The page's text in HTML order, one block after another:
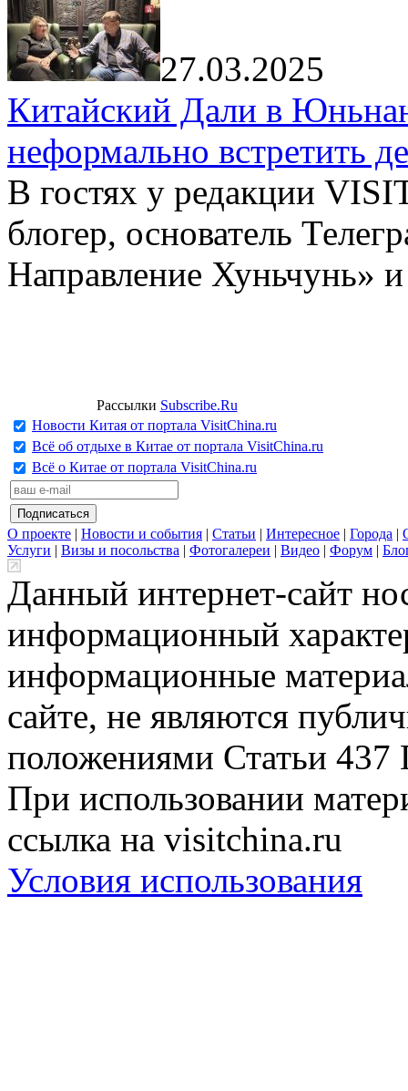
27.03.2025
Китайский Дали в
неформально встретить
В гостях у редакции
блогер, основатель
Направление Хуньчунь»
Рассылки Subscribe.Ru
Новости Китая от портала VisitChina.ru
Всё об отдыхе в Китае от портала VisitChina.ru
Всё о Китае от портала VisitChina.ru
О проекте | Новости и события | Статьи | Интересное | Города |
Услуги | Визы и посольства | Фотогалереи | Видео | Форум |
Данный интернет-сайт
информационный
информационные
сайте, не являются
положениями Статьи 437
При использовании
ссылка на visitchina.ru
Условия использования